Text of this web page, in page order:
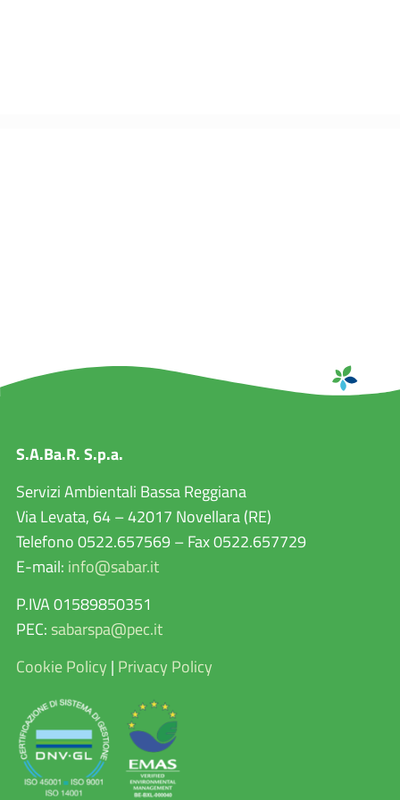
S.A.Ba.R. S.p.a.
Servizi Ambientali Bassa Reggiana
Via Levata, 64 – 42017 Novellara (RE)
Telefono 0522.657569 – Fax 0522.657729
E-mail: info@sabar.it
P.IVA 01589850351
PEC: sabarspa@pec.it
Cookie Policy | Privacy Policy